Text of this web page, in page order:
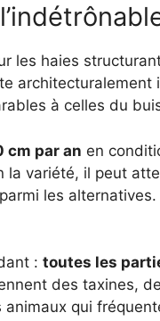
les haies
architecturalement
à celles du
cm par an en
la variété, il peut
les
: toutes les
des taxines,
qui